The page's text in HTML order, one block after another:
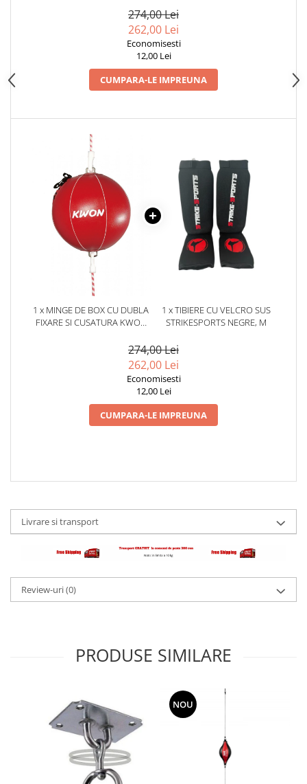
Medicina Sportiva/Recuperare
274,00 Lei
262,00 Lei
Economisesti
12,00 Lei
CUMPARA-LE IMPREUNA
1 x MINGE DE BOX CU DUBLA
FIXARE SI CUSATURA KWON
1 x TIBIERE CU VELCRO SUS
STRIKESPORTS NEGRE, M
274,00 Lei
262,00 Lei
Economisesti
12,00 Lei
CUMPARA-LE IMPREUNA
Livrare si transport
Review-uri(0)
PRODUSE SIMILARE
NOU